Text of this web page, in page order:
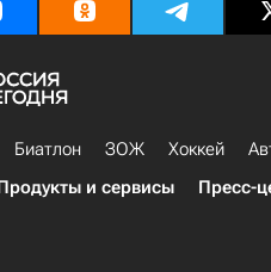
Биатлон ЗОЖ Хоккей
и сервисы Пресс-